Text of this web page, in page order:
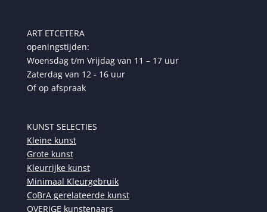
ART ETCETERA
openingstijden:
Woensdag t/m Vrijdag van 11 – 17 uur
Zaterdag van 12 - 16 uur
Of op afspraak
KUNST SELECTIES
Kleine kunst
Grote kunst
Kleurrijke kunst
Minimaal Kleurgebruik
CoBrA gerelateerde kunst
OVERIGE kunstenaars